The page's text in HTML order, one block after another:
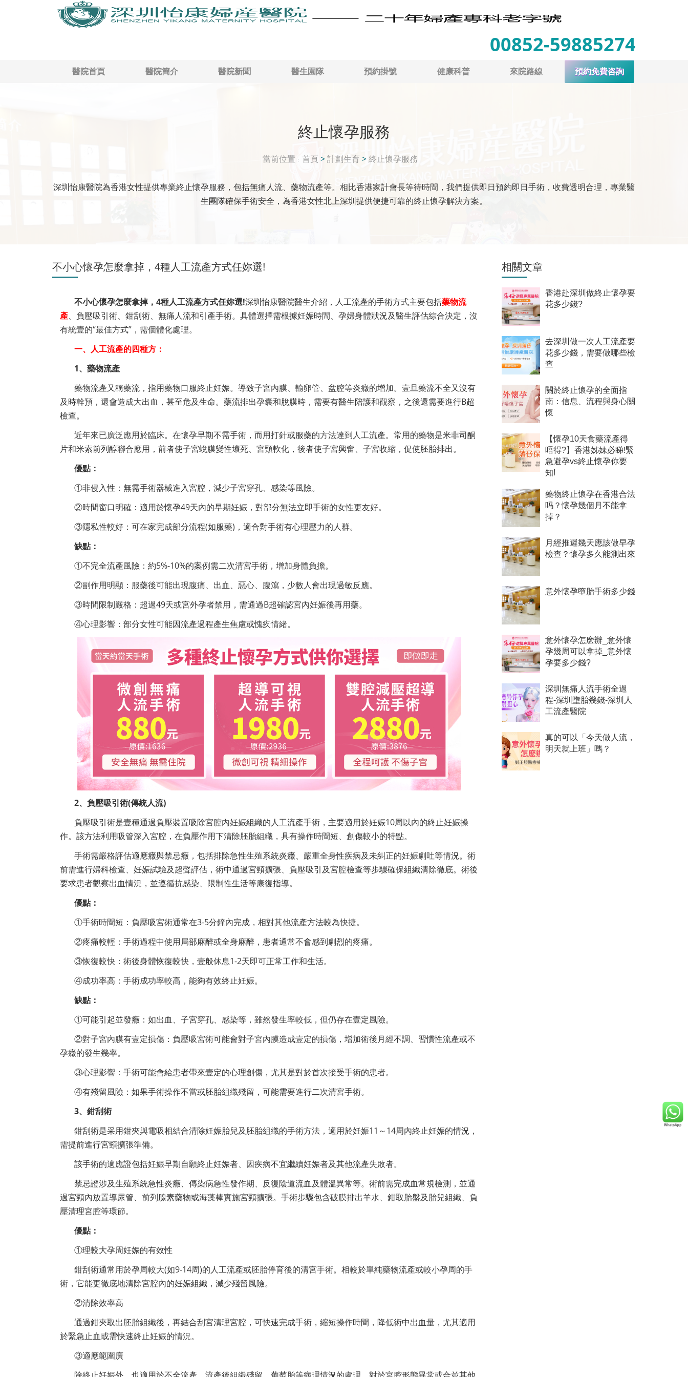
00852-59885274
醫院首頁 醫院簡介 醫院新聞 醫生園隊 預約掛號 健康科普 來院路線 預約免費咨詢
終止懷孕服務
當前位置 首頁 >計劃生育>終止懷孕服務
深圳怡康醫院為香港女性提供專業終止懷孕服務，包括無痛人流、藥物流產等。相比香港家計會長等待時間，我們提供即日預約即日手術，收費透明合理，專業醫
生團隊確保手術安全，為香港女性北上深圳提供便捷可靠的終止懷孕解決方案。
不小心懷孕怎麼拿掉，4種人工流產方式任妳選!
不小心懷孕怎麼拿掉，4種人工流產方式任妳選!深圳怡康醫院醫生介紹，人工流產的手術方式主要包括藥物流
產、負壓吸引術、鉗刮術、無痛人流和引產手術。具體選擇需根據妊娠時間、孕婦身體狀況及醫生評估綜合決定，沒
有統壹的“最佳方式”，需個體化處理。
一、人工流產的四種方：
1、藥物流產
藥物流產又稱藥流，指用藥物口服終止妊娠。導致子宮內膜、輸卵管、盆腔等炎癥的增加。壹旦藥流不全又沒有
及時幹預，還會造成大出血，甚至危及生命。藥流排出孕囊和脫膜時，需要有醫生陪護和觀察，之後還需要進行B超
檢查。
近年來已廣泛應用於臨床。在懷孕早期不需手術，而用打針或服藥的方法達到人工流產。常用的藥物是米非司酮
片和米索前列醇聯合應用，前者使子宮蛻膜變性壞死、宮頸軟化，後者使子宮興奮、子宮收縮，促使胚胎排出。
優點：
①非侵入性：無需手術器械進入宮腔，減少子宮穿孔、感染等風險。
②時間窗口明確：適用於懷孕49天內的早期妊娠，對部分無法立即手術的女性更友好。
③隱私性較好：可在家完成部分流程(如服藥)，適合對手術有心理壓力的人群。
缺點：
①不完全流產風險：約5%-10%的案例需二次清宮手術，增加身體負擔。
②副作用明顯：服藥後可能出現腹痛、出血、惡心、腹瀉，少數人會出現過敏反應。
③時間限制嚴格：超過49天或宮外孕者禁用，需通過B超確認宮內妊娠後再用藥。
④心理影響：部分女性可能因流產過程產生焦慮或愧疚情緒。
2、負壓吸引術(傳統人流)
負壓吸引術是壹種通過負壓裝置吸除宮腔內妊娠組織的人工流產手術，主要適用於妊娠10周以內的終止妊娠操
作。該方法利用吸管深入宮腔，在負壓作用下清除胚胎組織，具有操作時間短、創傷較小的特點。
手術需嚴格評估適應癥與禁忌癥，包括排除急性生殖系統炎癥、嚴重全身性疾病及未糾正的妊娠劇吐等情況。術
前需進行婦科檢查、妊娠試驗及超聲評估，術中通過宮頸擴張、負壓吸引及宮腔檢查等步驟確保組織清除徹底。術後
要求患者觀察出血情況，並遵循抗感染、限制性生活等康復指導。
優點：
①手術時間短：負壓吸宮術通常在3-5分鐘內完成，相對其他流產方法較為快捷。
②疼痛較輕：手術過程中使用局部麻醉或全身麻醉，患者通常不會感到劇烈的疼痛。
③恢復較快：術後身體恢復較快，壹般休息1-2天即可正常工作和生活。
④成功率高：手術成功率較高，能夠有效終止妊娠。
缺點：
①可能引起並發癥：如出血、子宮穿孔、感染等，雖然發生率較低，但仍存在壹定風險。
②對子宮內膜有壹定損傷：負壓吸宮術可能會對子宮內膜造成壹定的損傷，增加術後月經不調、習慣性流產或不
孕癥的發生幾率。
③心理影響：手術可能會給患者帶來壹定的心理創傷，尤其是對於首次接受手術的患者。
④有殘留風險：如果手術操作不當或胚胎組織殘留，可能需要進行二次清宮手術。
3、鉗刮術
鉗刮術是采用鉗夾與電吸相結合清除妊娠胎兒及胚胎組織的手術方法，適用於妊娠11～14周內終止妊娠的情況，
需提前進行宮頸擴張準備。
該手術的適應證包括妊娠早期自願終止妊娠者、因疾病不宜繼續妊娠者及其他流產失敗者。
禁忌證涉及生殖系統急性炎癥、傳染病急性發作期、反復陰道流血及體溫異常等。術前需完成血常規檢測，並通
過宮頸內放置導尿管、前列腺素藥物或海藻棒實施宮頸擴張。手術步驟包含破膜排出羊水、鉗取胎盤及胎兒組織、負
壓清理宮腔等環節。
優點：
①理較大孕周妊娠的有效性
鉗刮術通常用於孕周較大(如9-14周)的人工流產或胚胎停育後的清宮手術。相較於單純藥物流產或較小孕周的手
術，它能更徹底地清除宮腔內的妊娠組織，減少殘留風險。
②清除效率高
通過鉗夾取出胚胎組織後，再結合刮宮清理宮腔，可快速完成手術，縮短操作時間，降低術中出血量，尤其適用
於緊急止血或需快速終止妊娠的情況。
③適應範圍廣
相關文章
香港赴深圳做終止懷孕要
花多少錢?
去深圳做一次人工流產要
花多少錢，需要做哪些檢
查
關於終止懷孕的全面指
南：信息、流程與身心關
懷
【懷孕10天食藥流產得
唔得?】香港姊妹必睇!緊
急避孕vs終止懷孕你要
知!
藥物終止懷孕在香港合法
吗？懷孕幾個月不能拿
掉？
月經推遲幾天應該做早孕
檢查？懷孕多久能測出來
意外懷孕墮胎手術多少錢
意外懷孕怎麽辦_意外懷
孕幾周可以拿掉_意外懷
孕要多少錢?
深圳無痛人流手術全過
程-深圳墮胎幾錢-深圳人
工流產醫院
真的可以「今天做人流，
明天就上班」嗎？